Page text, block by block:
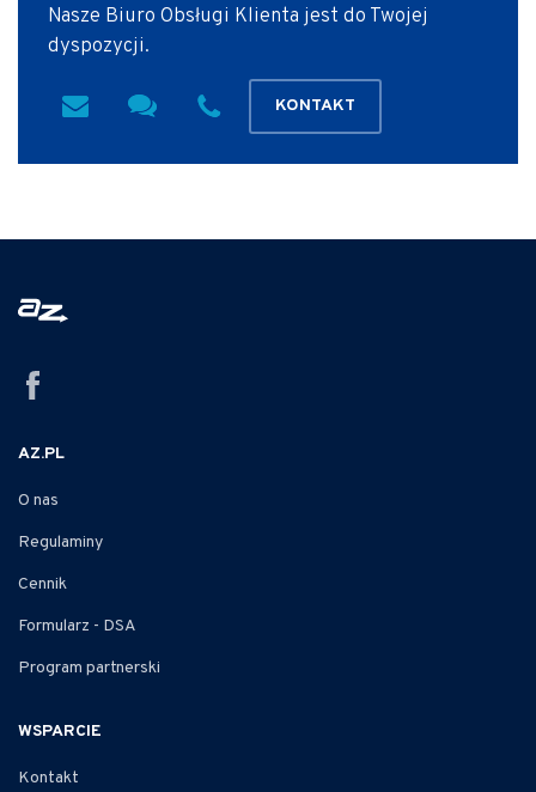
Nasze Biuro Obsługi Klienta jest do Twojej
dyspozycji.
KONTAKT
AZ.PL
O nas
Regulaminy
Cennik
Formularz - DSA
Program partnerski
WSPARCIE
Kontakt